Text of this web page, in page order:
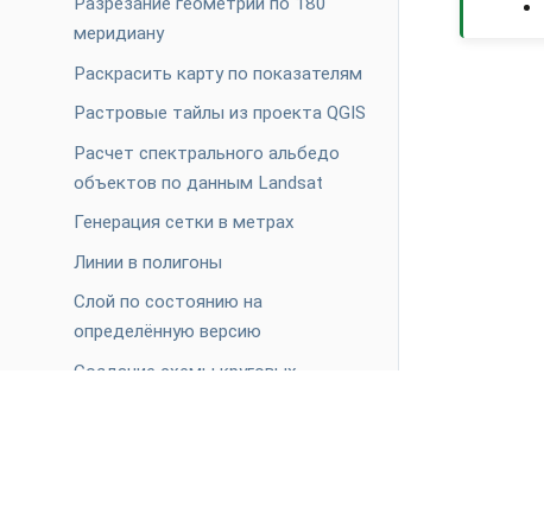
меридиану
Раскрасить карту по показателям
Растровые тайлы из проекта QGIS
Расчет спектрального альбедо
объектов по данным Landsat
Генерация сетки в метрах
Линии в полигоны
Слой по состоянию на
определённую версию
Создание схемы круговых